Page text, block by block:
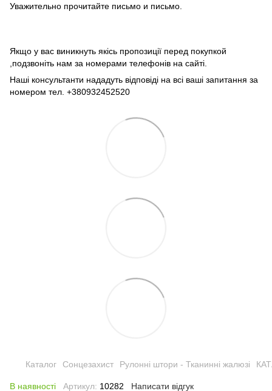
Уважительно прочитайте письмо и письмо.
Якщо у вас виникнуть якісь пропозиції перед покупкой
,подзвоніть нам за номерами телефонів на сайті.
Наші консультанти нададуть відповіді на всі ваші запитання за
номером тел. +380932452520
Каталог Сонцезахист Рулонні штори - Тканинні жалюзі
В наявності Артикул: 10282 Написати відгук